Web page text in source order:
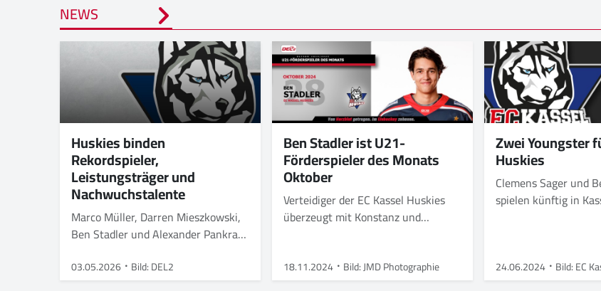
NEWS
Huskies binden
Rekordspieler,
Leistungsträger und
Nachwuchstalente
Marco Müller, Darren Mieszkowski,
Ben Stadler und Alexander Pankraz
03.05.2026 Bild: DEL2
Ben Stadler ist U21-
Förderspieler des Monats
Oktober
Verteidiger der EC Kassel Huskies
überzeugt mit Konstanz und
18.11.2024 Bild: JMD Photographie
Zwei Youngster
Huskies
Clemens Sager und
spielen künftig in
24.06.2024 Bild: EC